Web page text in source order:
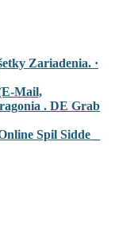
Zariadenia. ·
Mail,
. DE Grab
Spil Sidde _